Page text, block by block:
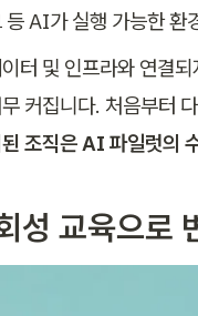
등 AI가 실행 가능한 환
터 및 인프라와 연결
커집니다. 처음부터
조직은 AI 파일럿의
성 교육으로